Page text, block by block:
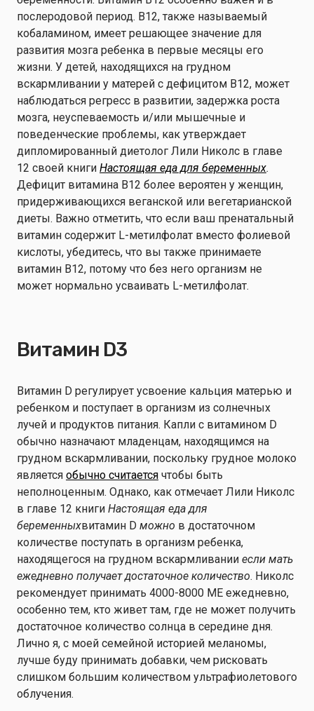
послеродовой период. B12, также называемый
кобаламином, имеет решающее значение для
развития мозга ребенка в первые месяцы его
жизни. У детей, находящихся на грудном
вскармливании у матерей с дефицитом B12, может
наблюдаться регресс в развитии, задержка роста
мозга, неуспеваемость и/или мышечные и
поведенческие проблемы, как утверждает
дипломированный диетолог Лили Николс в главе
12 своей книги Настоящая еда для беременных.
Дефицит витамина B12 более вероятен у женщин,
придерживающихся веганской или вегетарианской
диеты. Важно отметить, что если ваш пренатальный
витамин содержит L-метилфолат вместо фолиевой
кислоты, убедитесь, что вы также принимаете
витамин B12, потому что без него организм не
может нормально усваивать L-метилфолат.
Витамин D3
Витамин D регулирует усвоение кальция матерью и
ребенком и поступает в организм из солнечных
лучей и продуктов питания. Капли с витамином D
обычно назначают младенцам, находящимся на
грудном вскармливании, поскольку грудное молоко
является обычно считается чтобы быть
неполноценным. Однако, как отмечает Лили Николс
в главе 12 книги Настоящая еда для
беременныхвитамин D можно в достаточном
количестве поступать в организм ребенка,
находящегося на грудном вскармливании если мать
ежедневно получает достаточное количество. Николс
рекомендует принимать 4000-8000 МЕ ежедневно,
особенно тем, кто живет там, где не может получить
достаточное количество солнца в середине дня.
Лично я, с моей семейной историей меланомы,
лучше буду принимать добавки, чем рисковать
слишком большим количеством ультрафиолетового
облучения.